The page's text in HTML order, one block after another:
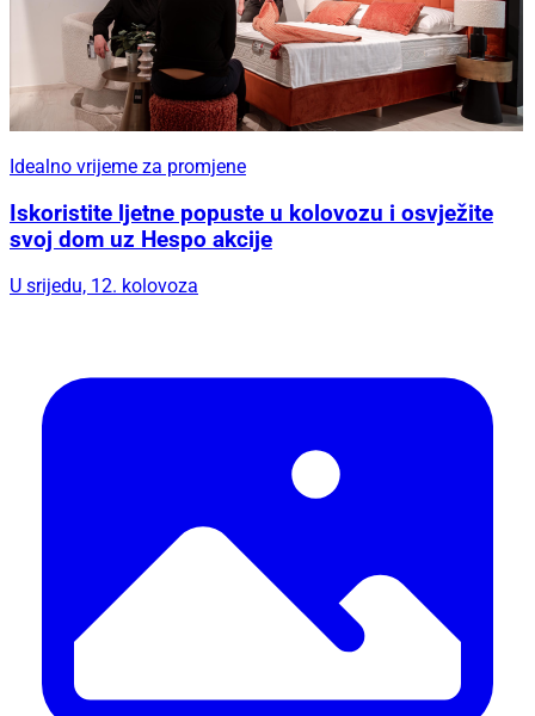
Idealno vrijeme za promjene
Iskoristite ljetne popuste u kolovozu i osvježite
svoj dom uz Hespo akcije
U srijedu, 12. kolovoza